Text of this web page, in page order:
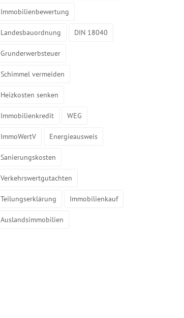
Immobilienbewertung
Landesbauordnung DIN 18040
Grunderwerbsteuer
Schimmel vermeiden
Heizkosten senken
Immobilienkredit WEG
ImmoWertV Energieausweis
Sanierungskosten
Verkehrswertgutachten
Teilungserklärung Immobilienkauf
Auslandsimmobilien